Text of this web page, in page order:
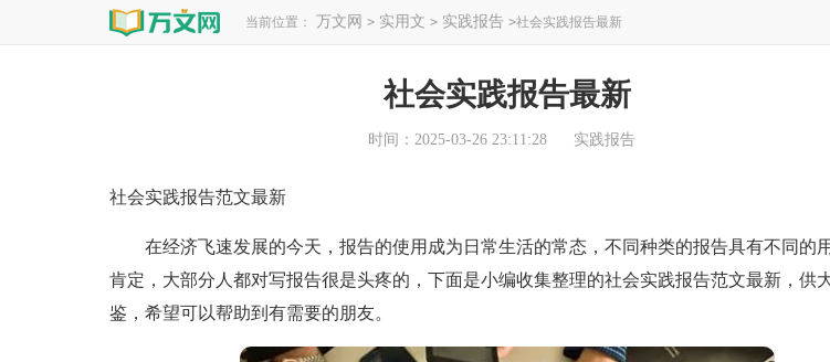
当前位置： 万文网 > 实用文 > 实践报告 >社会实践报告最新
社会实践报告最新
时间：2025-03-26 23:11:28 实践报告
社会实践报告范文最新
在经济飞速发展的今天，报告的使用成为日常生活的常态，不同种类的报告具有不同的
肯定，大部分人都对写报告很是头疼的，下面是小编收集整理的社会实践报告范文最新，供
鉴，希望可以帮助到有需要的朋友。